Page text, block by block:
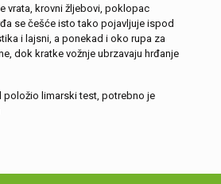
vrata, krovni žljebovi, poklopac
se češće isto tako pojavljuje ispod
i lajsni, a ponekad i oko rupa za
dok kratke vožnje ubrzavaju hrđanje
položio limarski test, potrebno je